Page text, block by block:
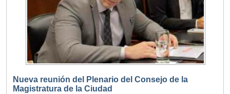
Nueva reunión del Plenario del Consejo de la
Magistratura de la Ciudad